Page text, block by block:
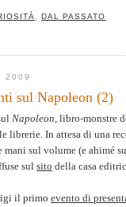
,DAL PASSATO
2009
sul Napoleon (2)
Napoleon, libro-monstre
librerie. In attesa di una
mani sul volume (e ahimé
sulsito della casa
il primo evento di